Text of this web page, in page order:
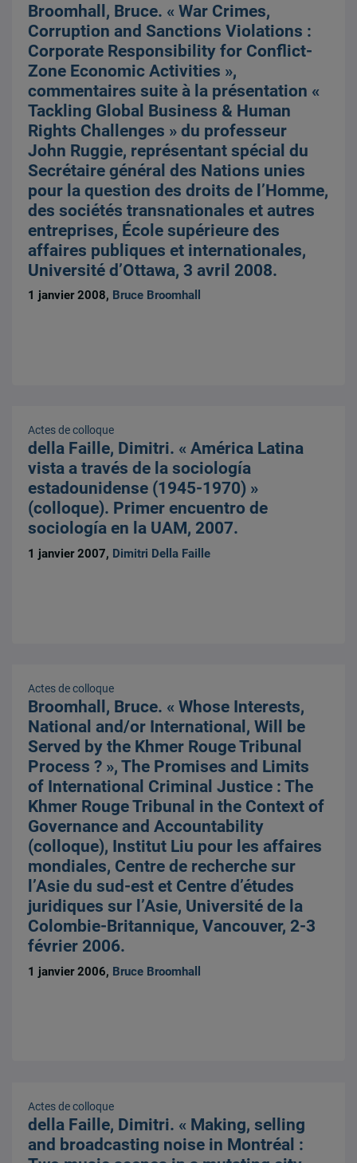
Broomhall, Bruce. « War Crimes,
Corruption and Sanctions Violations :
Corporate Responsibility for Conflict-
Zone Economic Activities »,
commentaires suite à la présentation «
Tackling Global Business & Human
Rights Challenges » du professeur
John Ruggie, représentant spécial du
Secrétaire général des Nations unies
pour la question des droits de l’Homme,
des sociétés transnationales et autres
entreprises, École supérieure des
affaires publiques et internationales,
Université d’Ottawa, 3 avril 2008.
1 janvier 2008, Bruce Broomhall
Actes de colloque
della Faille, Dimitri. « América Latina
vista a través de la sociología
estadounidense (1945-1970) »
(colloque). Primer encuentro de
sociología en la UAM, 2007.
1 janvier 2007, Dimitri Della Faille
Actes de colloque
Broomhall, Bruce. « Whose Interests,
National and/or International, Will be
Served by the Khmer Rouge Tribunal
Process ? », The Promises and Limits
of International Criminal Justice : The
Khmer Rouge Tribunal in the Context of
Governance and Accountability
(colloque), Institut Liu pour les affaires
mondiales, Centre de recherche sur
l’Asie du sud-est et Centre d’études
juridiques sur l’Asie, Université de la
Colombie-Britannique, Vancouver, 2-3
février 2006.
1 janvier 2006, Bruce Broomhall
Actes de colloque
della Faille, Dimitri. « Making, selling
and broadcasting noise in Montréal :